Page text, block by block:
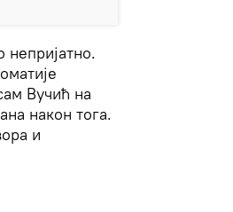
непријатно.
Вучић на
након тога.
и